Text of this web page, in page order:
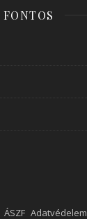
FONTOS
ÁSZF Adatvédelem